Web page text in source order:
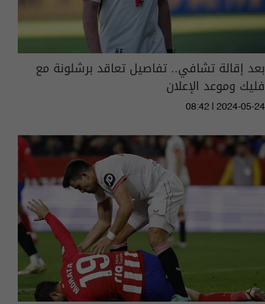
بعد إقالة تشافي.. تفاصيل تعاقد برشلونة مع
فليك وموعد الإعلان
08:42 | 2024-05-24